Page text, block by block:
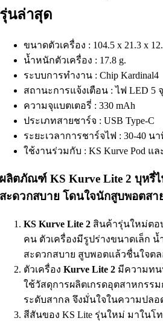
รุ่นล่าสุด
ขนาดตัวเครื่อง : 104.5 x 21.3 x
น้ำหนักตัวเครื่อง : 17.8 g.
ระบบการทำงาน : Chip Kardinal4
สถานะการแจ้งเตือน : ไฟ LED 5
ความจุแบตเตอรี่ : 330 mAh
ประเภทสายชาร์จ : USB Type-C
ระยะเวลาการชาร์จไฟ : 30-40 นา
ใช้งานร่วมกับ : KS Kurve Pod แล
ผลิตภัณฑ์ KS Kurve Lite 2 บุหรี่
สะดวกสบาย โดนใจนักสูบพอตส
KS Kurve Lite 2 สินค้ารุ่นใหม่ตอ
คน ตัวเครื่องมีรูปร่างขนาดเล็ก
สะดวกสบาย สูบพอตแล้วชื่นใจต
ตัวเครื่องKurve Lite 2 มีความทน
ใช้วัสดุการผลิตเกรดอุตสาหกรร
ระดับสากล จึงมั่นใจในความปล
สีสันของ KS Lite รุ่นใหม่ มาในโ